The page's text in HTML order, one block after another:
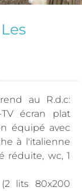
au R.d.c:
écran plat
équipé avec
à l'italienne
réduite, wc, 1
lits 80x200